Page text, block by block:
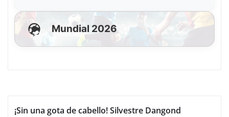
Mundial 2026
¡Sin una gota de cabello! Silvestre Dangond